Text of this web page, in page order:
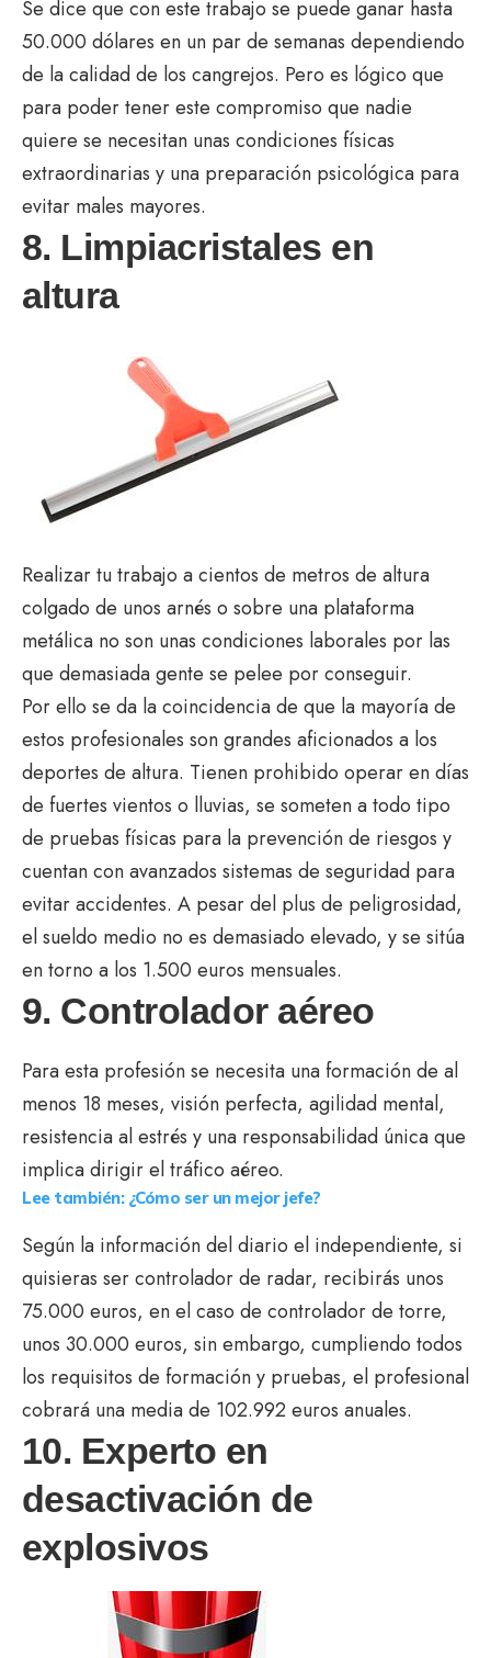
Se dice que con este trabajo se puede ganar hasta
50.000 dólares en un par de semanas dependiendo
de la calidad de los cangrejos. Pero es lógico que
para poder tener este compromiso que nadie
quiere se necesitan unas condiciones físicas
extraordinarias y una preparación psicológica para
evitar males mayores.
8. Limpiacristales en
altura
Realizar tu trabajo a cientos de metros de altura
colgado de unos arnés o sobre una plataforma
metálica no son unas condiciones laborales por las
que demasiada gente se pelee por conseguir.
Por ello se da la coincidencia de que la mayoría de
estos profesionales son grandes aficionados a los
deportes de altura. Tienen prohibido operar en días
de fuertes vientos o lluvias, se someten a todo tipo
de pruebas físicas para la prevención de riesgos y
cuentan con avanzados sistemas de seguridad para
evitar accidentes. A pesar del plus de peligrosidad,
el sueldo medio no es demasiado elevado, y se sitúa
en torno a los 1.500 euros mensuales.
9. Controlador aéreo
Para esta profesión se necesita una formación de al
menos 18 meses, visión perfecta, agilidad mental,
resistencia al estrés y una responsabilidad única que
implica dirigir el tráfico aéreo.
Lee también: ¿Cómo ser un mejor jefe?
Según la información del diario el independiente, si
quisieras ser controlador de radar, recibirás unos
75.000 euros, en el caso de controlador de torre,
unos 30.000 euros, sin embargo, cumpliendo todos
los requisitos de formación y pruebas, el profesional
cobrará una media de 102.992 euros anuales.
10. Experto en
desactivación de
explosivos